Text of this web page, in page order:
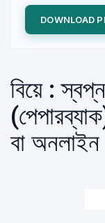
DOWNLOAD
বিয়ে :
বা